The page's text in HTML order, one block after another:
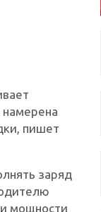
намерена
пишет
заряд
мощности